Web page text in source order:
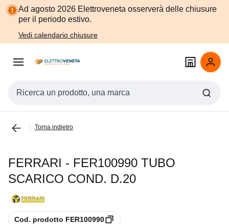
Vai alla
navigazione
Vai
alla
Ad agosto 2026 Elettroveneta osserverà delle chiusure
per il periodo estivo.
Vedi calendario chiusure
Cerca input
Torna indietro
FERRARI - FER100990 TUBO
SCARICO COND. D.20
copiaCod. prodotto FER100990